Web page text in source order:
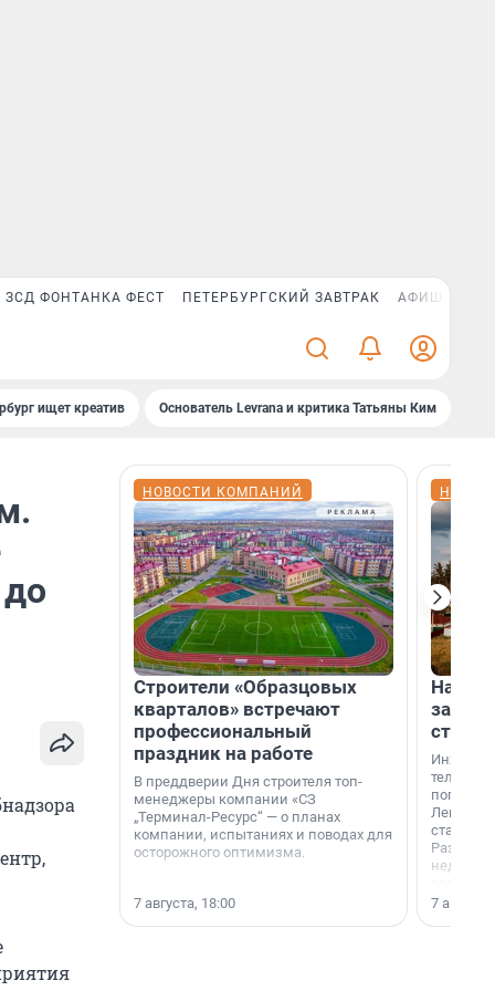
ЗСД ФОНТАНКА ФЕСТ ПЕТЕРБУРГСКИЙ ЗАВТРАК АФИША PLUS
ищет креатив Основатель Levrana и критика Татьяны Ким
НОВОСТИ КОМПАНИЙ
Строители «Образцовых
кварталов» встречают
профессиональный
праздник на работе
В преддверии Дня строителя топ-
менеджеры компании «СЗ
„Терминал-Ресурс“ — о планах
компании, испытаниях и поводах для
осторожного оптимизма.
7 августа, 18:00
На
станции
7